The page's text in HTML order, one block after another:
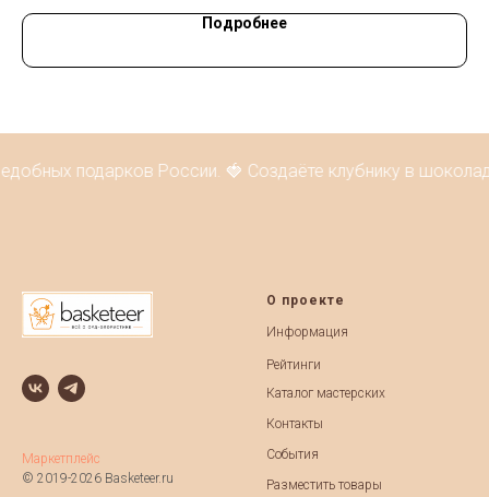
Подробнее
подарков России. 🍓 Создаёте клубнику в
Маркетплейс
© 2019-2026 Basketeer.ru
О проекте
Информация
Рейтинги
Каталог мастерских
Контакты
События
Разместить товары